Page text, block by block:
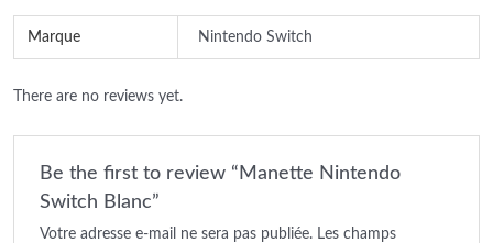
Marque Nintendo Switch
There are no reviews yet.
Be the first to review “Manette Nintendo
Switch Blanc”
Votre adresse e-mail ne sera pas publiée. Les champs